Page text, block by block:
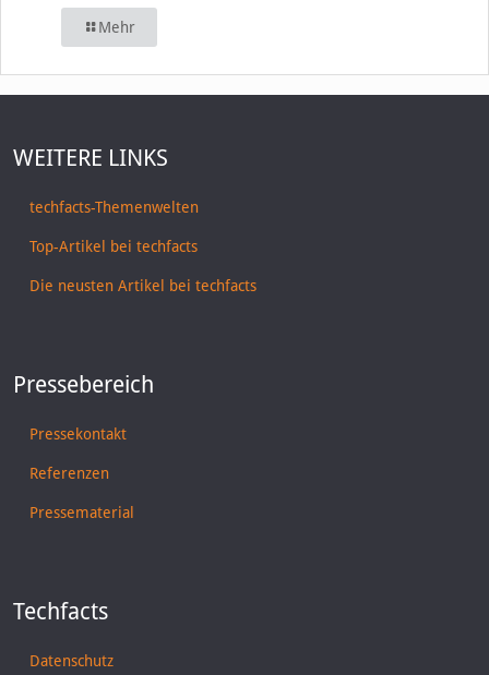
Mehr
WEITERE LINKS
techfacts-Themenwelten
Top-Artikel bei techfacts
Die neusten Artikel bei techfacts
Pressebereich
Pressekontakt
Referenzen
Pressematerial
Techfacts
Datenschutz